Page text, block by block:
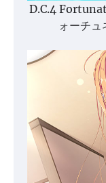
D.C.4
ォーチ